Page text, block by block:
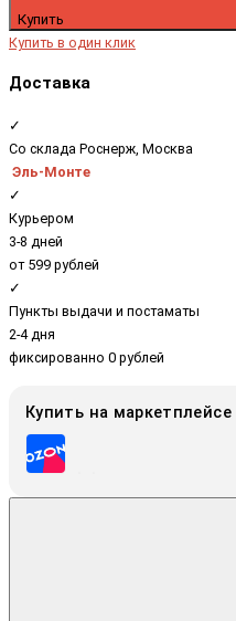
Купить
Купить в один клик
Доставка
✓
Со склада Роснерж, Москва
Эль-Монте
✓
Курьером
3-8 дней
от 599 рублей
✓
Пункты выдачи и постаматы
2-4 дня
фиксированно 0 рублей
Купить на маркетплейсе